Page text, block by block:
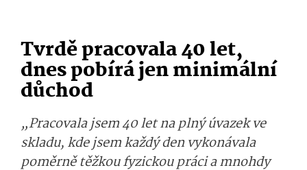
Tvrdě pracovala 40 let,
dnes pobírá jen minimální
důchod
„Pracovala jsem 40 let na plný úvazek ve
skladu, kde jsem každý den vykonávala
poměrně těžkou fyzickou práci a mnohdy